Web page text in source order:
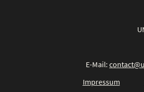
E-Mail:
Impressum